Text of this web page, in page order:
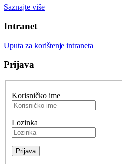
Saznajte više
Intranet
Uputa za korištenje intraneta
Prijava
Korisničko ime
Lozinka